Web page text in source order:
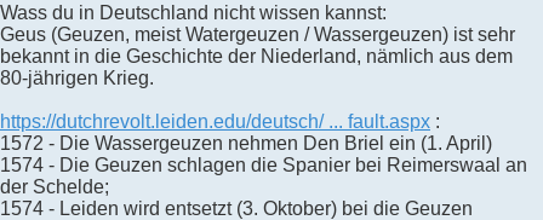
Wass du in Deutschland nicht wissen kannst:
Geus (Geuzen, meist Watergeuzen / Wassergeuzen) ist sehr
bekannt in die Geschichte der Niederland, nämlich aus dem
80-jährigen Krieg.
https://dutchrevolt.leiden.edu/deutsch/ ... fault.aspx :
1572 - Die Wassergeuzen nehmen Den Briel ein (1. April)
1574 - Die Geuzen schlagen die Spanier bei Reimerswaal an
der Schelde;
1574 - Leiden wird entsetzt (3. Oktober) bei die Geuzen